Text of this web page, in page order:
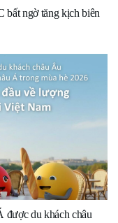
bất ngờ tăng kịch biên
được du khách châu